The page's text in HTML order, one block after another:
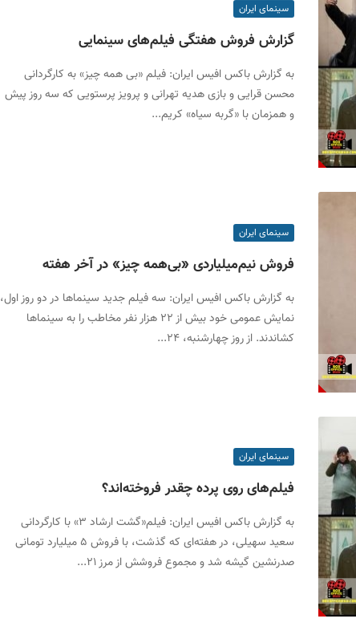
سینمای ایران
گزارش فروش هفتگی فیلم‌های سینمایی
به گزارش باکس افیس ایران: فیلم «بی همه چیز» به کارگردانی
محسن قرایی و بازی هدیه تهرانی و پرویز پرستویی که سه روز پیش
و همزمان با «گربه سیاه» کریم...
سینمای ایران
فروش نیم‌میلیاردی «بی‌همه چیز» در آخر هفته
به گزارش باکس افیس ایران: سه فیلم جدید سینماها در دو روز اول،
نمایش عمومی خود بیش از ۲۲ هزار نفر مخاطب را به سینماها
کشاندند. از روز چهارشنبه، ۲۴...
سینمای ایران
فیلم‌های روی پرده چقدر فروخته‌اند؟
به گزارش باکس افیس ایران: فیلم«گشت ارشاد ۳» با کارگردانی
سعید سهیلی، در هفته‌ای که گذشت، با فروش ۵ میلیارد تومانی
صدرنشین گیشه شد و مجموع فروشش از مرز ۲۱...